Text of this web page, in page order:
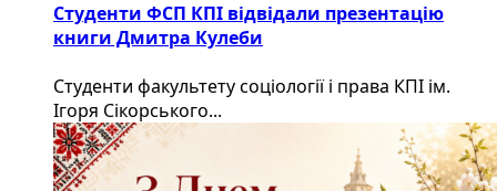
Студенти ФСП КПІ відвідали презентацію
книги Дмитра Кулеби
Студенти факультету соціології і права КПІ ім.
Ігоря Сікорського...